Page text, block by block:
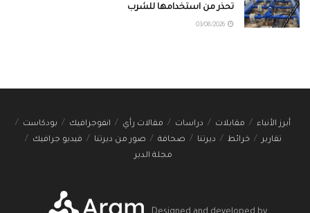
تحذر من استخدامها للشرب
أبرز الأنباء مقابلات دراسات مقالات رأي انفوجرافيك
بودكاست
تقارير
خرائط ديرتنا صحافة صور من ديرتنا
فيديو جرافيك
مجلة الدير